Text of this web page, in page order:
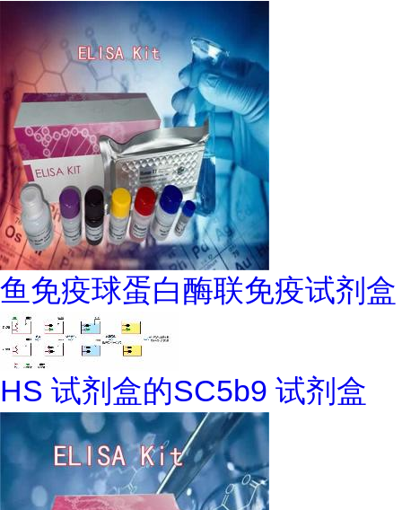
鱼免疫球蛋白酶联免疫试剂盒
HS 试剂盒的SC5b9 试剂盒